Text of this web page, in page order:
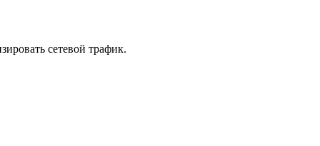
сетевой трафик.